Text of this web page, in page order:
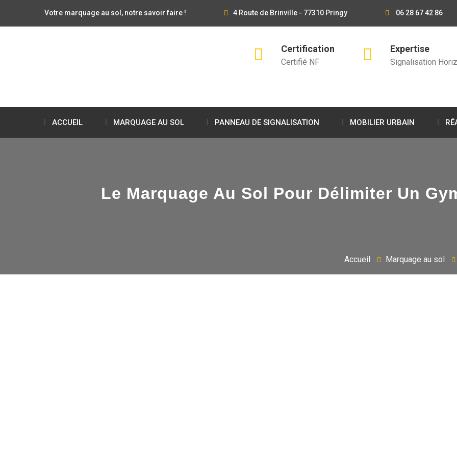
Votre marquage au sol, notre savoir faire ! 4 Route de Brinville - 77310 Pringy 06 28 67 42 86
Certification
Certifié NF
Expertise
Signalisation
ACCUEIL MARQUAGE AU SOL PANNEAU DE SIGNALISATION MOBILIER URBAIN
Le Marquage Au Sol Pour Délimiter Un
Accueil Marquage au sol